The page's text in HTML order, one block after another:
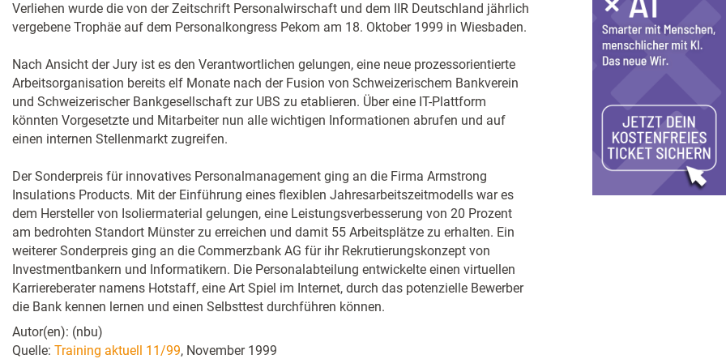
Verliehen wurde die von der Zeitschrift Personalwirschaft und dem IIR Deutschland jährlich
vergebene Trophäe auf dem Personalkongress Pekom am 18. Oktober 1999 in Wiesbaden.
Nach Ansicht der Jury ist es den Verantwortlichen gelungen, eine neue prozessorientierte
Arbeitsorganisation bereits elf Monate nach der Fusion von Schweizerischem Bankverein
und Schweizerischer Bankgesellschaft zur UBS zu etablieren. Über eine IT-Plattform
könnten Vorgesetzte und Mitarbeiter nun alle wichtigen Informationen abrufen und auf
einen internen Stellenmarkt zugreifen.
Der Sonderpreis für innovatives Personalmanagement ging an die Firma Armstrong
Insulations Products. Mit der Einführung eines flexiblen Jahresarbeitszeitmodells war es
dem Hersteller von Isoliermaterial gelungen, eine Leistungsverbesserung von 20 Prozent
am bedrohten Standort Münster zu erreichen und damit 55 Arbeitsplätze zu erhalten. Ein
weiterer Sonderpreis ging an die Commerzbank AG für ihr Rekrutierungskonzept von
Investmentbankern und Informatikern. Die Personalabteilung entwickelte einen virtuellen
Karriereberater namens Hotstaff, eine Art Spiel im Internet, durch das potenzielle Bewerber
die Bank kennen lernen und einen Selbsttest durchführen können.
Autor(en): (nbu)
Quelle: Training aktuell 11/99, November 1999